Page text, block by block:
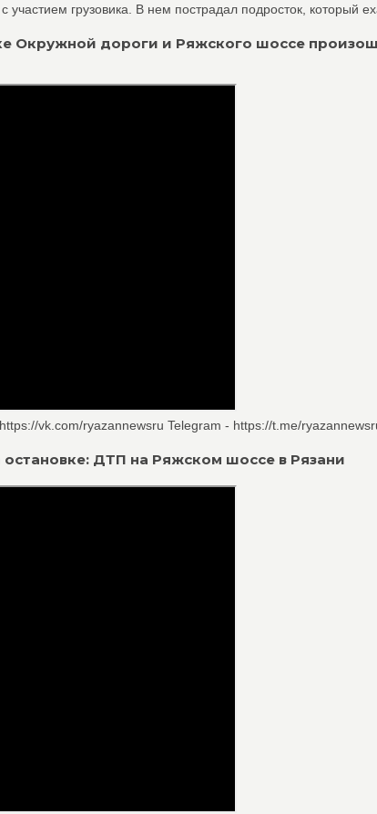
грузовика. В нем пострадал подросток, который
Окружной дороги и Ряжского шоссе
vk.com/ryazannewsru Telegram - https://t.me/
остановке: ДТП на Ряжском шоссе в Рязани